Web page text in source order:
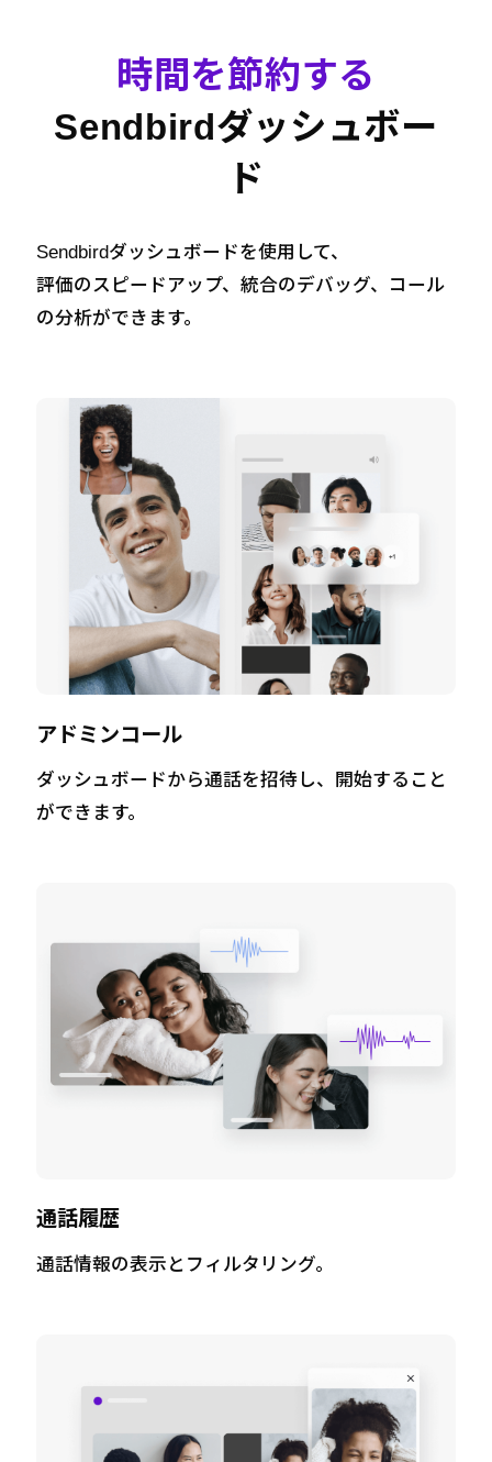
時間を節約する
Sendbirdダッシュボー
ド
Sendbirdダッシュボードを使用して、
評価のスピードアップ、統合のデバッグ、コール
の分析ができます。
アドミンコール
ダッシュボードから通話を招待し、開始すること
ができます。
通話履歴
通話情報の表示とフィルタリング。